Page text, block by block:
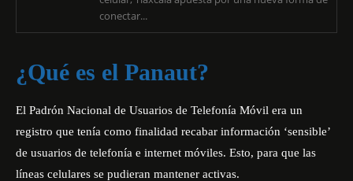
conectar...
¿Qué es el Panaut?
El Padrón Nacional de Usuarios de Telefonía Móvil era un
registro que tenía como finalidad recabar información ‘sensible’
de usuarios de telefonía e internet móviles. Esto, para que las
líneas celulares se pudieran mantener activas.